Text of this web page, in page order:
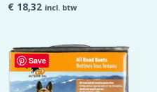
€ 18,32 incl. btw
Save